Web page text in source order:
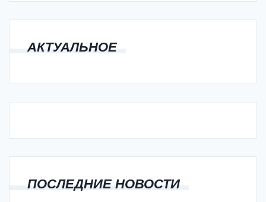
АКТУАЛЬНОЕ
ПОСЛЕДНИЕ НОВОСТИ